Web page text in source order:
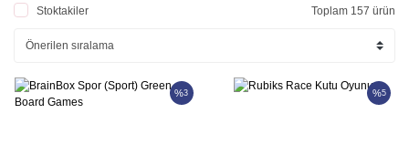
Stoktakiler Toplam 157 ürün
%3 %5